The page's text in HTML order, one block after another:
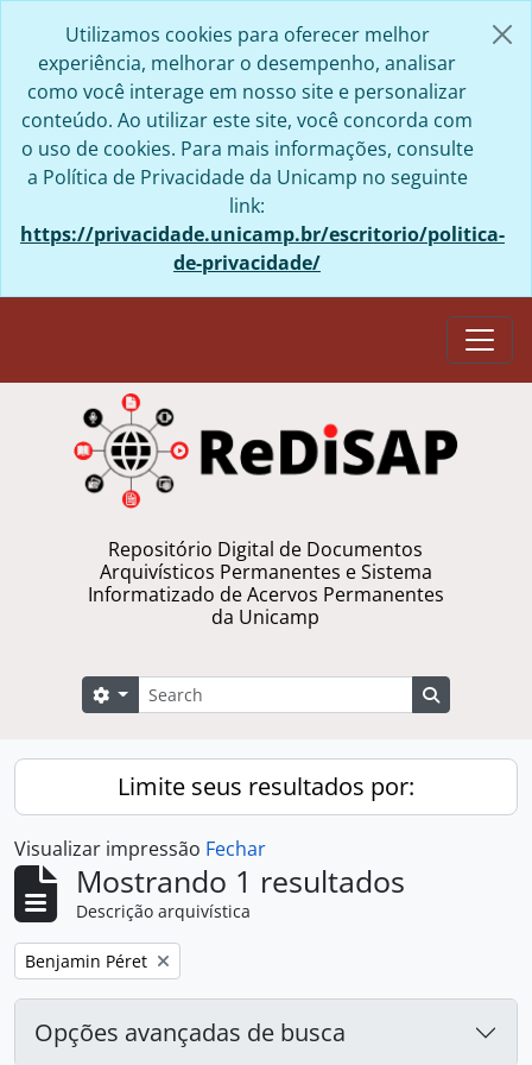
Utilizamos cookies para oferecer melhor
experiência, melhorar o desempenho, analisar
como você interage em nosso site e personalizar
conteúdo. Ao utilizar este site, você concorda com
o uso de cookies. Para mais informações, consulte
a Política de Privacidade da Unicamp no seguinte
link:
https://privacidade.unicamp.br/escritorio/politica-
de-privacidade/
Repositório Digital de Documentos
Arquivísticos Permanentes e Sistema
Informatizado de Acervos Permanentes
da Unicamp
Buscar
Opções de busca
Limite seus resultados por:
Visualizar impressão Fechar
Mostrando 1 resultados
Descrição arquivística
Remover filtro:
Benjamin Péret
Opções avançadas de busca